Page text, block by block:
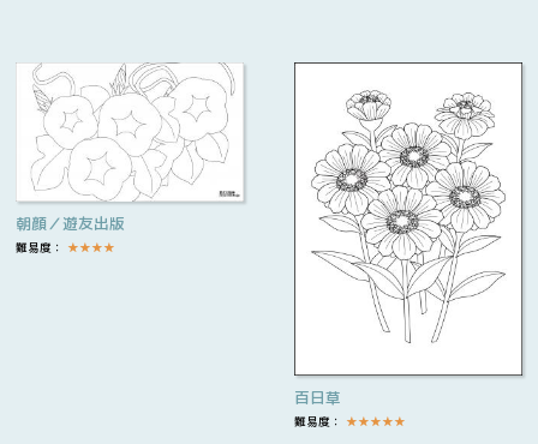
朝顔／遊友出版
難易度： ★★★★
百日草
難易度： ★★★★★